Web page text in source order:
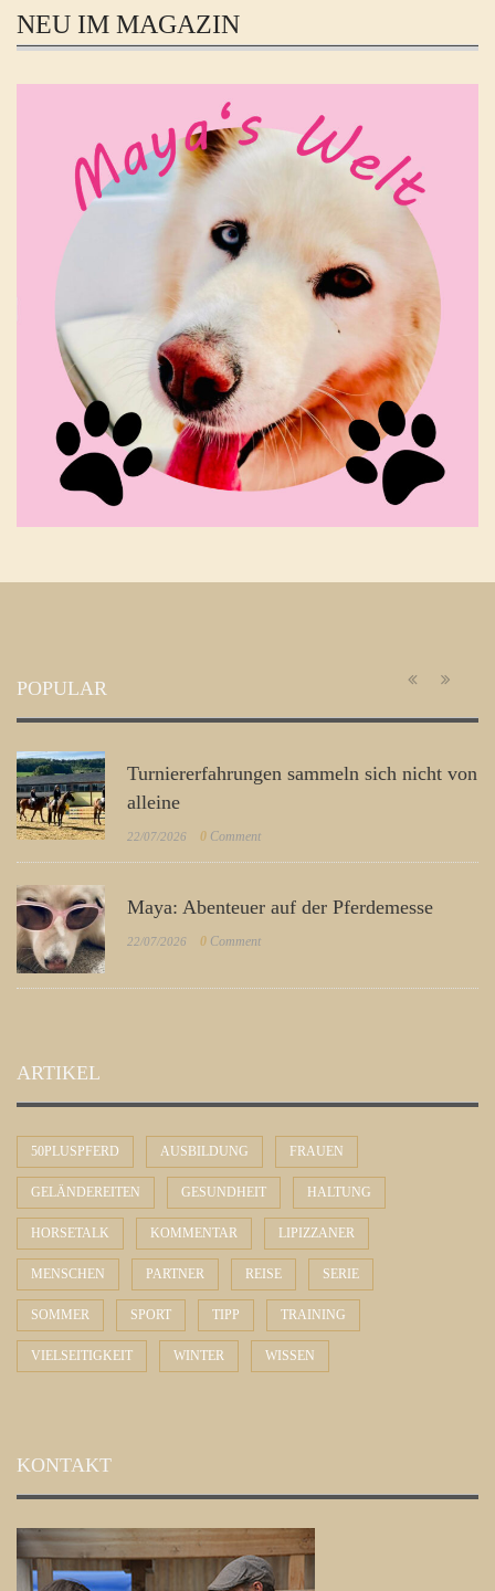
NEU IM MAGAZIN
POPULAR
Turniererfahrungen sammeln sich nicht von
alleine
22/07/2026 0 Comment
Maya: Abenteuer auf der Pferdemesse
22/07/2026 0 Comment
ARTIKEL
50PLUSPFERD AUSBILDUNG FRAUEN
GELÄNDEREITEN GESUNDHEIT HALTUNG
HORSETALK KOMMENTAR LIPIZZANER
MENSCHEN PARTNER REISE SERIE
SOMMER SPORT TIPP TRAINING
VIELSEITIGKEIT WINTER WISSEN
KONTAKT